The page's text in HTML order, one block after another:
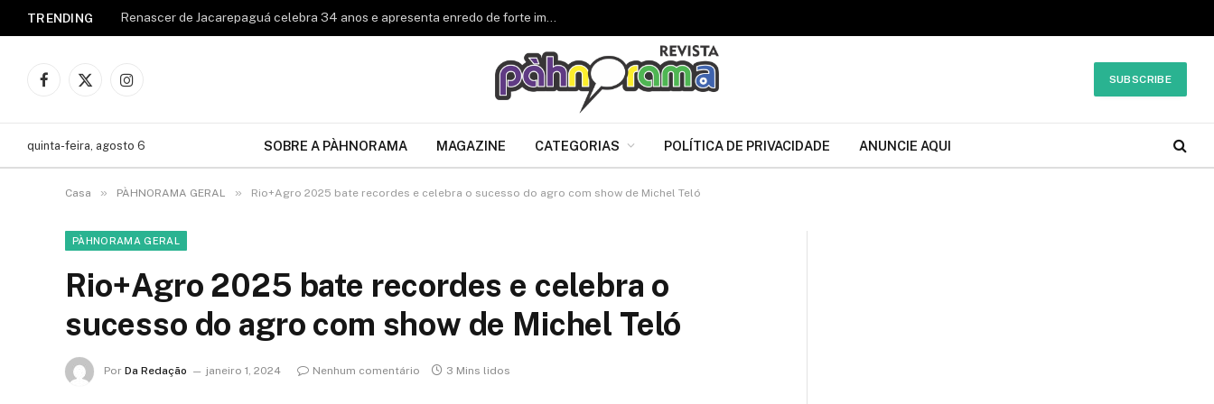
TRENDING Renascer de Jacarepaguá celebra 34 anos e apresenta enredo de forte impacto para o Carnaval 2027
Facebook
X
Instagram
SUBSCRIBE
quinta-feira, agosto 6 SOBRE A PÀHNORAMA MAGAZINE CATEGORIAS POLÍTICA DE PRIVACIDADE ANUNCIE AQUI
Casa » PÀHNORAMA GERAL » Rio+Agro 2025 bate recordes e celebra o sucesso do agro com show de Michel Teló
PÀHNORAMA GERAL
Rio+Agro 2025 bate recordes e celebra o
sucesso do agro com show de Michel Teló
Por Da Redação janeiro 1, 2024 Nenhum comentário 3 Mins lidos